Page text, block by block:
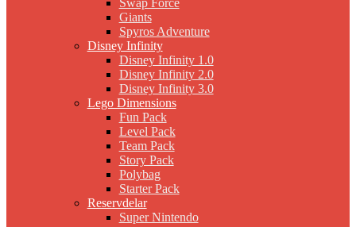
Swap Force
Giants
Spyros Adventure
Disney Infinity
Disney Infinity 1.0
Disney Infinity 2.0
Disney Infinity 3.0
Lego Dimensions
Fun Pack
Level Pack
Team Pack
Story Pack
Polybag
Starter Pack
Reservdelar
Super Nintendo